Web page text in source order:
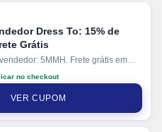
Dress To: 15% de
Grátis
5MMH. Frete grátis em
R$500.
no checkout
VER CUPOM